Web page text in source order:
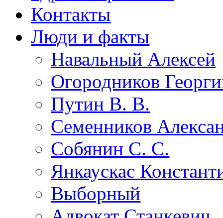
Контакты
Люди и факты
Навальный Алексей
Огородников
Путин В. В.
Семенников
Собянин С. С.
Янкаускас
Выборный